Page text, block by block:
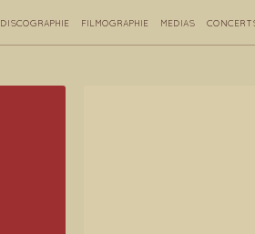
DISCOGRAPHIE FILMOGRAPHIE MEDIAS